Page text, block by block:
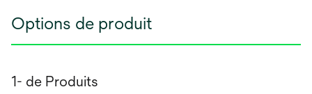
Options de produit
1- de Produits